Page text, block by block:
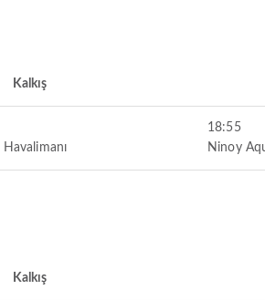
Kalkış
18:55
Ninoy
Kalkış